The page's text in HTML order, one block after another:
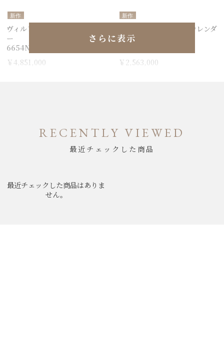
新作
ヴィルレ コンプリートカレンダ
ー
6654N 3646 55B
￥4,851,000
新作
ヴィルレ コンプリートカレンダ
ー
￥2,563,000
さらに表示
RECENTLY VIEWED
最近チェックした商品
最近チェックした商品はありま
せん。